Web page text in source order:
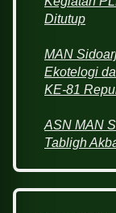
Ditutup
MAN
Ekotelogi
KE-81
ASN MAN
Tabligh